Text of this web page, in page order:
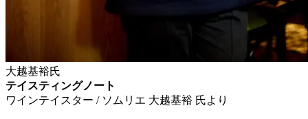
大越基裕氏
テイスティングノート
ワインテイスター / ソムリエ 大越基裕 氏より